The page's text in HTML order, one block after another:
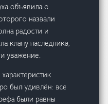
объявила о
назвали
радости и
клану наследника,
уважение.
был удивлён: все
были равны